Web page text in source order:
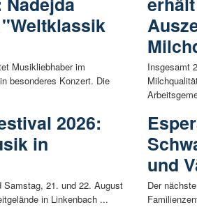
Musikliebhaber im
besonderes Konzert. Die
2026:
in
21. und 22. August
in Linkenbach ...
Insgesamt
und
Der